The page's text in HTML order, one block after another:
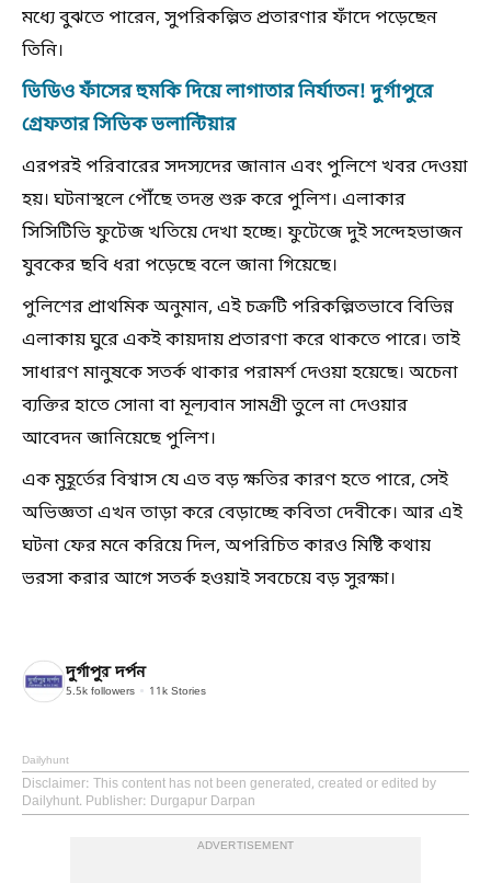
মধ্যে বুঝতে পারেন, সুপরিকল্পিত প্রতারণার ফাঁদে পড়েছেন
তিনি।
ভিডিও ফাঁসের হুমকি দিয়ে লাগাতার নির্যাতন! দুর্গাপুরে
গ্রেফতার সিভিক ভলান্টিয়ার
এরপরই পরিবারের সদস্যদের জানান এবং পুলিশে খবর দেওয়া
হয়। ঘটনাস্থলে পৌঁছে তদন্ত শুরু করে পুলিশ। এলাকার
সিসিটিভি ফুটেজ খতিয়ে দেখা হচ্ছে। ফুটেজে দুই সন্দেহভাজন
যুবকের ছবি ধরা পড়েছে বলে জানা গিয়েছে।
পুলিশের প্রাথমিক অনুমান, এই চক্রটি পরিকল্পিতভাবে বিভিন্ন
এলাকায় ঘুরে একই কায়দায় প্রতারণা করে থাকতে পারে। তাই
সাধারণ মানুষকে সতর্ক থাকার পরামর্শ দেওয়া হয়েছে। অচেনা
ব্যক্তির হাতে সোনা বা মূল্যবান সামগ্রী তুলে না দেওয়ার
আবেদন জানিয়েছে পুলিশ।
এক মুহূর্তের বিশ্বাস যে এত বড় ক্ষতির কারণ হতে পারে, সেই
অভিজ্ঞতা এখন তাড়া করে বেড়াচ্ছে কবিতা দেবীকে। আর এই
ঘটনা ফের মনে করিয়ে দিল, অপরিচিত কারও মিষ্টি কথায়
ভরসা করার আগে সতর্ক হওয়াই সবচেয়ে বড় সুরক্ষা।
দুর্গাপুর দর্পন
5.5k followers 11k Stories
Dailyhunt
Disclaimer: This content has not been generated, created or edited by
Dailyhunt. Publisher: Durgapur Darpan
ADVERTISEMENT